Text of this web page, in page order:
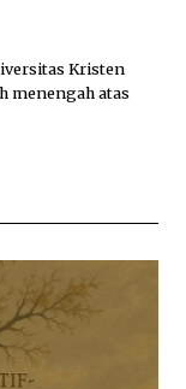
Kristen
menengah atas